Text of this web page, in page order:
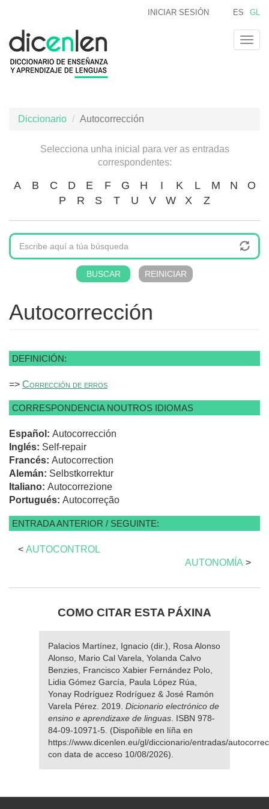
contido
principal
ES GL
INICIAR SESIÓN
Diccionario Autocorrección
Selecciona unha inicial para ver as entradas
correspondentes:
A B C D E F G H I K L M N
O
P
R S T U V W X Z
Autocorrección
DEFINICIÓN:
=> Corrección de erros
CORRESPONDENCIA NOUTROS IDIOMAS
Español: Autocorrección
Inglés: Self-repair
Francés: Autocorrection
Alemán: Selbstkorrektur
Italiano: Autocorrezione
Portugués: Autocorreção
ENTRADA ANTERIOR / SEGUINTE:
< AUTOCONTROL
AUTONOMÍA >
COMO CITAR ESTA PÁXINA
Palacios Martínez, Ignacio (dir.), Rosa Alonso
Alonso, Mario Cal Varela, Yolanda Calvo
Benzies, Francisco Xabier Fernández Polo,
Lidia Gómez García, Paula López Rúa,
Yonay Rodríguez Rodríguez & José Ramón
Varela Pérez. 2019. Dicionario electrónico de
ensino e aprendizaxe de linguas . ISBN 978-
84-09-10971-5. (Dispoñible en líña en
https://www.dicenlen.eu/gl/diccionario/entradas/
con data de acceso 10/08/2026).